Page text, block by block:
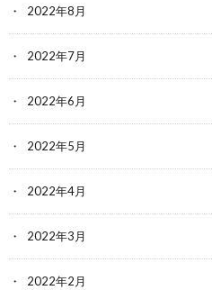
2022年8月
2022年7月
2022年6月
2022年5月
2022年4月
2022年3月
2022年2月